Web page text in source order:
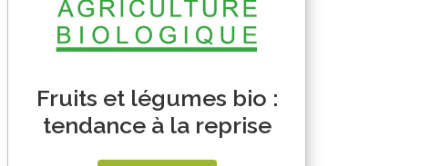
Fruits et légumes bio :
tendance à la reprise